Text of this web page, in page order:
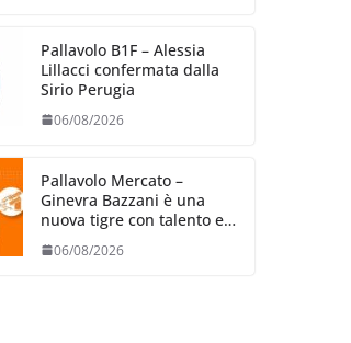
Pallavolo B1F – Alessia
Lillacci confermata dalla
Sirio Perugia
06/08/2026
Pallavolo Mercato –
Ginevra Bazzani è una
nuova tigre con talento ed
entusiasmo
06/08/2026